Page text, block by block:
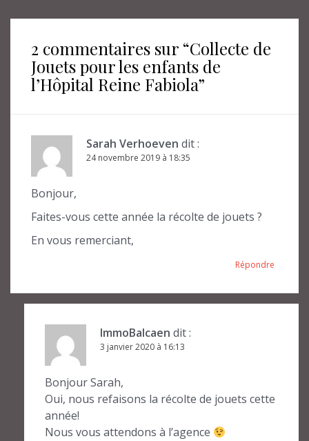
2 commentaires sur “Collecte de
Jouets pour les enfants de
l’Hôpital Reine Fabiola”
Sarah Verhoeven dit :
24 novembre 2019 à 18:35
Bonjour,
Faites-vous cette année la récolte de jouets ?
En vous remerciant,
Répondre
ImmoBalcaen dit :
3 janvier 2020 à 16:13
Bonjour Sarah,
Oui, nous refaisons la récolte de jouets cette
année!
Nous vous attendons à l’agence